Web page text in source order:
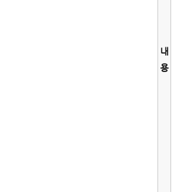
내
용